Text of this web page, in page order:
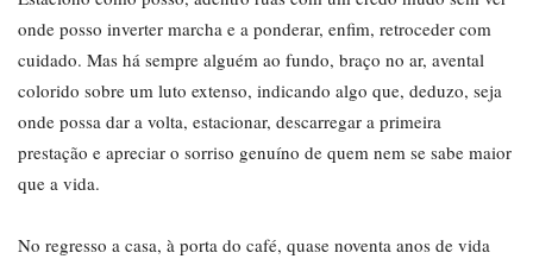
onde posso inverter marcha e a ponderar, enfim, retroceder com
cuidado. Mas há sempre alguém ao fundo, braço no ar, avental
colorido sobre um luto extenso, indicando algo que, deduzo, seja
onde possa dar a volta, estacionar, descarregar a primeira
prestação e apreciar o sorriso genuíno de quem nem se sabe maior
que a vida.
No regresso a casa, à porta do café, quase noventa anos de vida